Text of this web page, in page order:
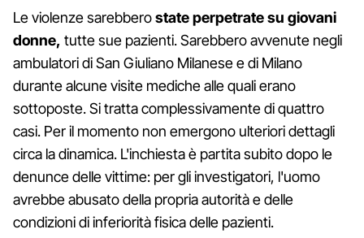
Le violenze sarebberostate perpetrate su giovani
donne, tutte sue pazienti. Sarebbero avvenute negli
ambulatori di San Giuliano Milanese e di Milano
durante alcune visite mediche alle quali erano
sottoposte. Si tratta complessivamente di quattro
casi. Per il momento non emergono ulteriori dettagli
circa la dinamica. L'inchiesta è partita subito dopo le
denunce delle vittime: per gli investigatori, l'uomo
avrebbe abusato della propria autorità e delle
condizioni di inferiorità fisica delle pazienti.